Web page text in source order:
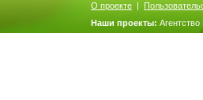
О проекте |
Наши проекты: